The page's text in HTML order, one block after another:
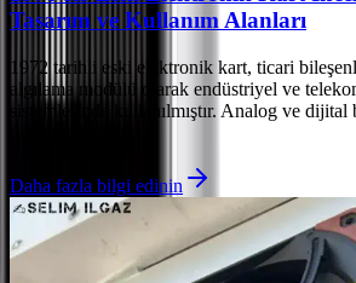
Tasarım ve Kullanım Alanları
1972 tarihli eski elektronik kart, ticari
algılama modülü olarak endüstriyel ve
sistemlerinde kullanılmıştır. Analog ve
Daha fazla bilgi edinin